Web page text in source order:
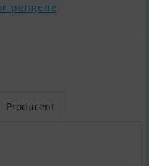
pengene
Producent